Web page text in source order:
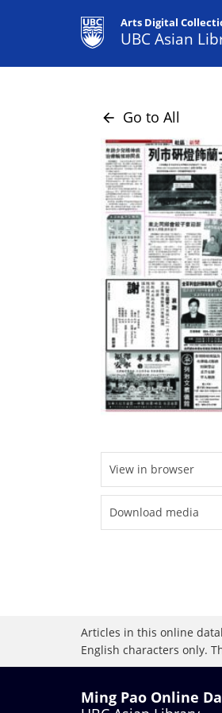
Arts Digital
UBC Asian
arrow_back Go to All
View in browser
Download media
Articles in this online
English characters only.
Ming Pao Online